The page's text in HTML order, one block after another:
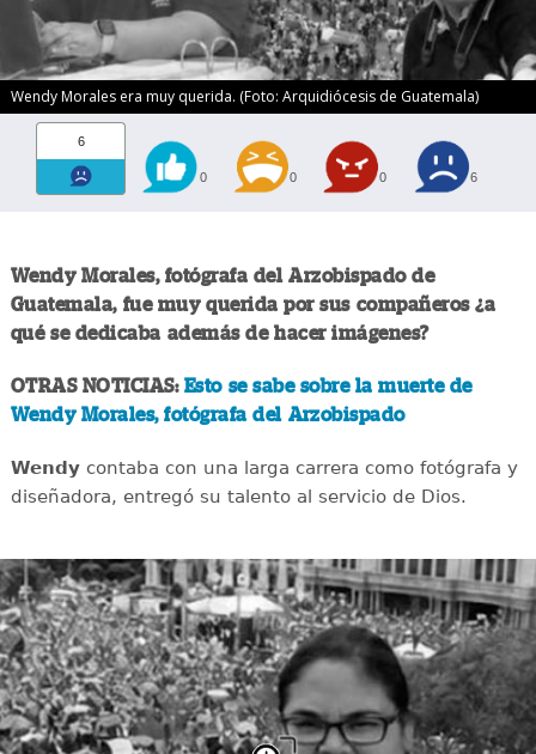
Wendy Morales era muy querida. (Foto: Arquidiócesis de Guatemala)
6
0 0 0 6
Wendy Morales, fotógrafa del Arzobispado de
Guatemala, fue muy querida por sus compañeros ¿a
qué se dedicaba además de hacer imágenes?
OTRAS NOTICIAS: Esto se sabe sobre la muerte de
Wendy Morales, fotógrafa del Arzobispado
Wendycontaba con una larga carrera como fotógrafa y
diseñadora, entregó su talento al servicio de Dios.